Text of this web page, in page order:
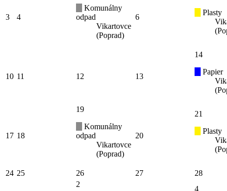
3 4
Komunálny
odpad
Vikartovce
(Poprad)
6
Plasty
10 11 12 13
14
Papier
17 18
19
Komunálny
odpad
Vikartovce
(Poprad)
20
21
Plasty
24 25 26 27 28
2
4